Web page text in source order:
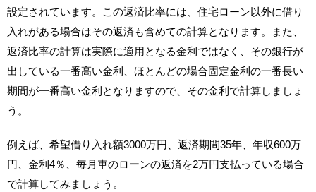
設定されています。この返済比率には、住宅ローン以外に借り
入れがある場合はその返済も含めての計算となります。また、
返済比率の計算は実際に適用となる金利ではなく、その銀行が
出している一番高い金利、ほとんどの場合固定金利の一番長い
期間が一番高い金利となりますので、その金利で計算しましょ
う。
例えば、希望借り入れ額3000万円、返済期間35年、年収600万
円、金利4％、毎月車のローンの返済を2万円支払っている場合
で計算してみましょう。